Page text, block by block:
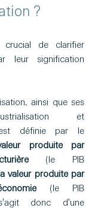
?
de clarifier
leur signification
ainsi que ses
et
produite par
(le PIB
valeur produite par
(le PIB
donc d'une